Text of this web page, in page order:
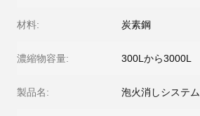
材料: 炭素鋼
濃縮物容量: 300Lから3000L
製品名: 泡火消しシステム